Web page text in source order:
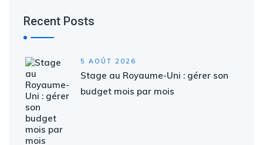
Recent Posts
5 AOÛT 2026
Stage au Royaume-Uni : gérer son
budget mois par mois